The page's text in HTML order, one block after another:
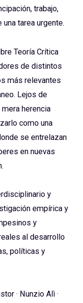
trabajo,
tarea urgente.
Teoría Crítica
de distintos
más relevantes
Lejos de
herencia
como una
se entrelazan
en nuevas
y
empírica y
y
al desarrollo
políticas y
· Nunzio Alì ·